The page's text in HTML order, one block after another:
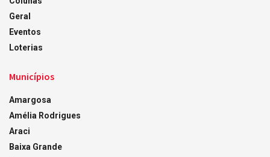
Geral
Eventos
Loterias
Municípios
Amargosa
Amélia Rodrigues
Araci
Baixa Grande